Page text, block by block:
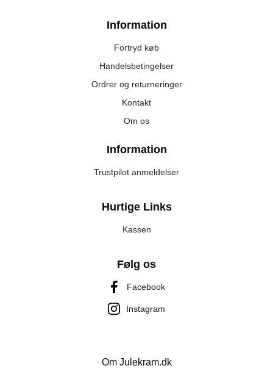
Om Julekram.dk
Information
Fortryd køb
Handelsbetingelser
Ordrer og returneringer
Kontakt
Om os
Information
Trustpilot anmeldelser
Hurtige Links
Kassen
Følg os
Facebook
Instagram